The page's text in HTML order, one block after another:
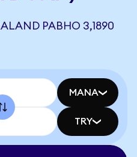
РАВНО 3,1890
MANA
TRY